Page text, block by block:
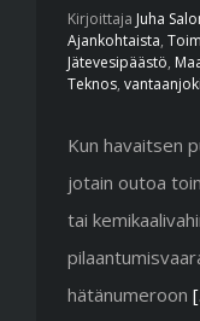
Kirjoittaja Juha
Ajankohtaista,
Jätevesipäästö,
Teknos, vantaanjoki
Kun havaitsen
jotain outoa
tai
hätänumeroon